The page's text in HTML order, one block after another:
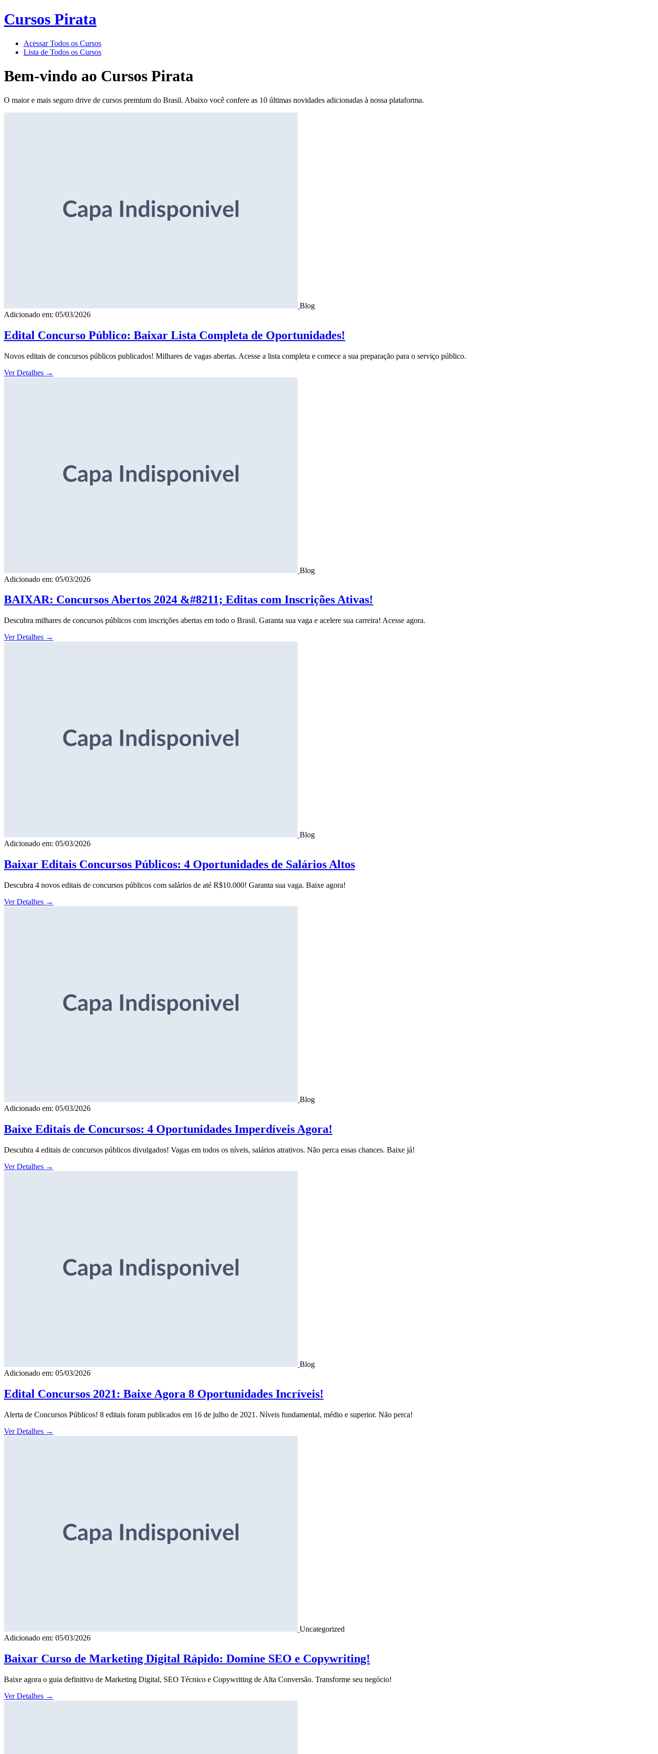
Cursos Pirata
Acessar Todos os Cursos
Lista de Todos os Cursos
Bem-vindo ao Cursos Pirata
O maior e mais seguro drive de cursos premium do Brasil. Abaixo você confere as 10 últimas novidades adicionadas à nossa plataforma.
Blog
Adicionado em: 05/03/2026
Edital Concurso Público: Baixar Lista Completa de Oportunidades!
Novos editais de concursos públicos publicados! Milhares de vagas abertas. Acesse a lista completa e comece a sua preparação para o serviço público.
Ver Detalhes →
Blog
Adicionado em: 05/03/2026
BAIXAR: Concursos Abertos 2024 &#8211; Editas com Inscrições Ativas!
Descubra milhares de concursos públicos com inscrições abertas em todo o Brasil. Garanta sua vaga e acelere sua carreira! Acesse agora.
Ver Detalhes →
Blog
Adicionado em: 05/03/2026
Baixar Editais Concursos Públicos: 4 Oportunidades de Salários Altos
Descubra 4 novos editais de concursos públicos com salários de até R$10.000! Garanta sua vaga. Baixe agora!
Ver Detalhes →
Blog
Adicionado em: 05/03/2026
Baixe Editais de Concursos: 4 Oportunidades Imperdíveis Agora!
Descubra 4 editais de concursos públicos divulgados! Vagas em todos os níveis, salários atrativos. Não perca essas chances. Baixe já!
Ver Detalhes →
Blog
Adicionado em: 05/03/2026
Edital Concursos 2021: Baixe Agora 8 Oportunidades Incríveis!
Alerta de Concursos Públicos! 8 editais foram publicados em 16 de julho de 2021. Níveis fundamental, médio e superior. Não perca!
Ver Detalhes →
Uncategorized
Adicionado em: 05/03/2026
Baixar Curso de Marketing Digital Rápido: Domine SEO e Copywriting!
Baixe agora o guia definitivo de Marketing Digital, SEO Técnico e Copywriting de Alta Conversão. Transforme seu negócio!
Ver Detalhes →